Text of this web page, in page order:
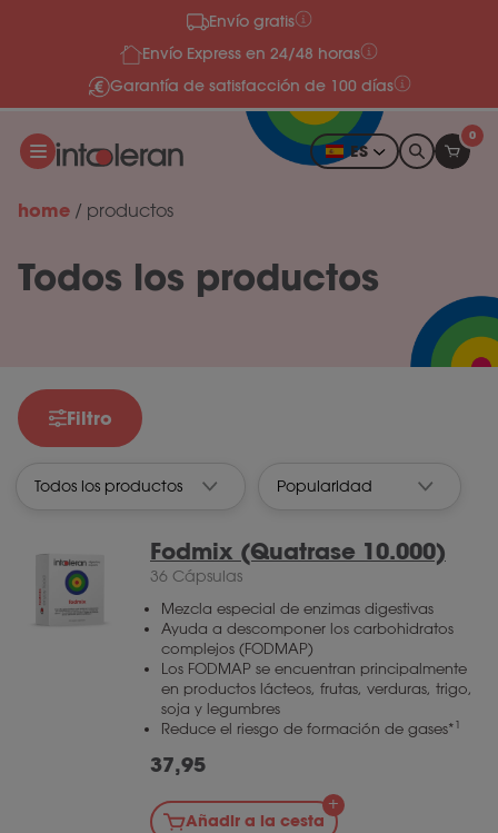
Envío gratis
Envío Express en 24/48 horas
Garantía de satisfacción de 100 días
ES
0
home / productos
Todos los productos
Filtro
Fodmix (Quatrase 10.000)
36 Cápsulas
Mezcla especial de enzimas digestivas
Ayuda a descomponer los carbohidratos
complejos (FODMAP)
Los FODMAP se encuentran principalmente
en productos lácteos, frutas, verduras, trigo,
soja y legumbres
Reduce el riesgo de formación de gases*1
37,95
Añadir a la cesta